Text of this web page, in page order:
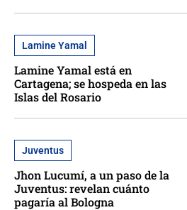
Lamine Yamal
Lamine Yamal está en
Cartagena; se hospeda en las
Islas del Rosario
Juventus
Jhon Lucumí, a un paso de la
Juventus: revelan cuánto
pagaría al Bologna